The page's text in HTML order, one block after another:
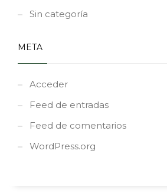
Sin categoría
META
Acceder
Feed de entradas
Feed de comentarios
WordPress.org